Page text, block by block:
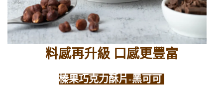
料感再升級 口感更豐富
榛果巧克力酥片-黑可可